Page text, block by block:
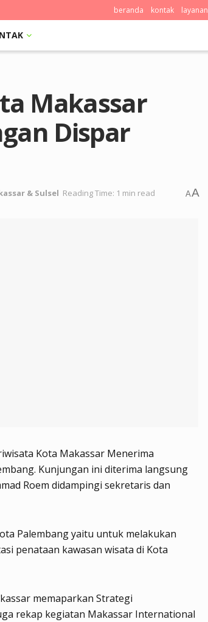
beranda kontak layanan
Makassar
Dispar
& Sulsel Reading Time: 1 min read AA
Kota Makassar Menerima
Kunjungan ini diterima langsung
Roem didampingi sekretaris dan
Palembang yaitu untuk melakukan
penataan kawasan wisata di Kota
memaparkan Strategi
rekap kegiatan Makassar International